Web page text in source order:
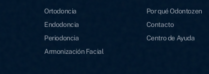
Ortodoncia
Endodoncia
Periodoncia
Armonización Facial
Por qué Odontozen
Contacto
Centro de Ayuda